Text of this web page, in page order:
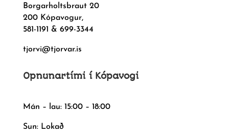
Borgarholtsbraut 20
200 Kópavogur,
581-1191 & 699-3344
tjorvi@tjorvar.is
Opnunartími í Kópavogi
Mán – lau: 15:00 – 18:00
Sun: Lokað